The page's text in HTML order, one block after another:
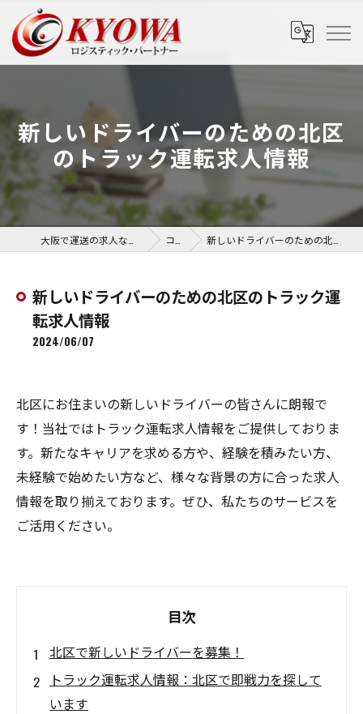
新しいドライバーのための北区
のトラック運転求人情報
コラム 新しいドライバーのための北区のトラック運転求人情報
新しいドライバーのための北区のトラック運
転求人情報
2024/06/07
北区にお住まいの新しいドライバーの皆さんに朗報で
す！当社ではトラック運転求人情報をご提供しておりま
す。新たなキャリアを求める方や、経験を積みたい方、
未経験で始めたい方など、様々な背景の方に合った求人
情報を取り揃えております。ぜひ、私たちのサービスを
ご活用ください。
目次
北区で新しいドライバーを募集！
トラック運転求人情報：北区で即戦力を探して
います